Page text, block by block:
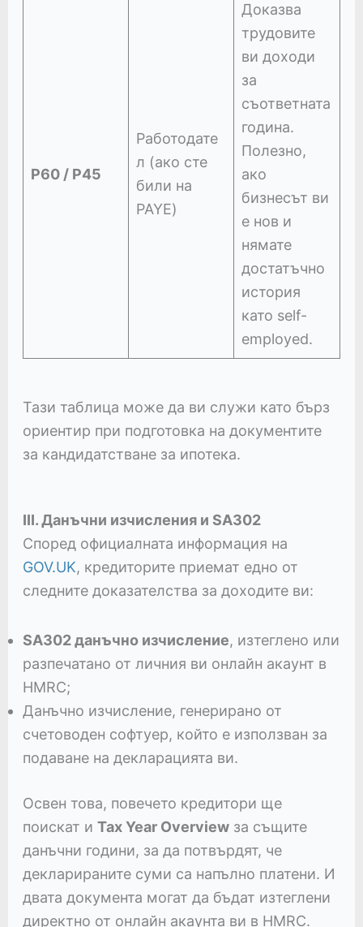
P60 / P45
Работодате
л (ако сте
били на
PAYE)
Доказва
трудовите
ви доходи
за
съответната
година.
Полезно,
ако
бизнесът ви
е нов и
нямате
достатъчно
история
като self-
employed.
Тази таблица може да ви служи като бърз
ориентир при подготовка на документите
за кандидатстване за ипотека.
III. Данъчни изчисления и SA302
Според официалната информация на
GOV.UK, кредиторите приемат едно от
следните доказателства за доходите ви:
SA302 данъчно изчисление, изтеглено или
разпечатано от личния ви онлайн акаунт в
HMRC;
Данъчно изчисление, генерирано от
счетоводен софтуер, който е използван за
подаване на декларацията ви.
Освен това, повечето кредитори ще
поискат и Tax Year Overviewза същите
данъчни години, за да потвърдят, че
декларираните суми са напълно платени. И
двата документа могат да бъдат изтеглени
директно от онлайн акаунта ви в HMRC.